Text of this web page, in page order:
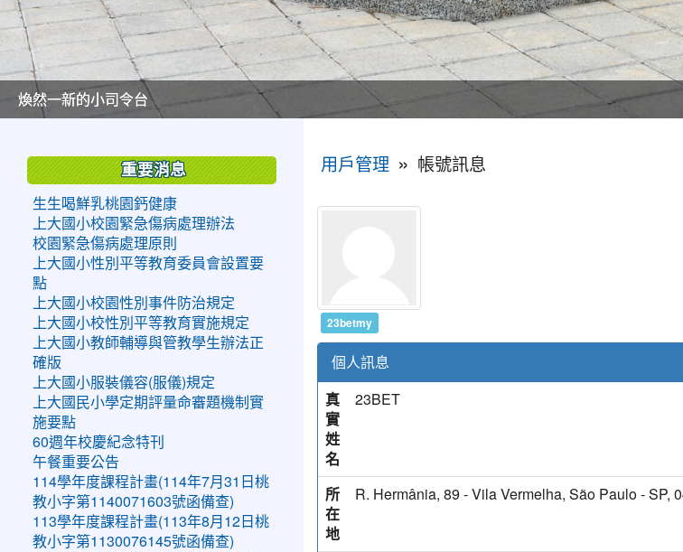
美麗的操場是我們活力的來源
美麗的操場是我們活力的來源
煥然一新的小司令台
煥然一新的小司令台
富含桃園埤塘田園風光意象的中廊
富含桃園埤塘田園風光意象的中廊
嶄新的中庭廣場
嶄新的中庭廣場
水生池生生不息
水生池生生不息
用戶管理 » 帳號訊息
23betmy
個人訊息
真
實
姓
名
23BET
所
在
地
R. Hermânia, 89 - Vila Vermelha, São Paulo - SP,
重要消息
生生喝鮮乳桃園鈣健康
上大國小校園緊急傷病處理辦法
校園緊急傷病處理原則
上大國小性別平等教育委員會設置要
點
上大國小校園性別事件防治規定
上大國小校性別平等教育實施規定
上大國小教師輔導與管教學生辦法正
確版
上大國小服裝儀容(服儀)規定
上大國民小學定期評量命審題機制實
施要點
60週年校慶紀念特刊
午餐重要公告
114學年度課程計畫(114年7月31日桃
教小字第1140071603號函備查)
113學年度課程計畫(113年8月12日桃
教小字第1130076145號函備查)